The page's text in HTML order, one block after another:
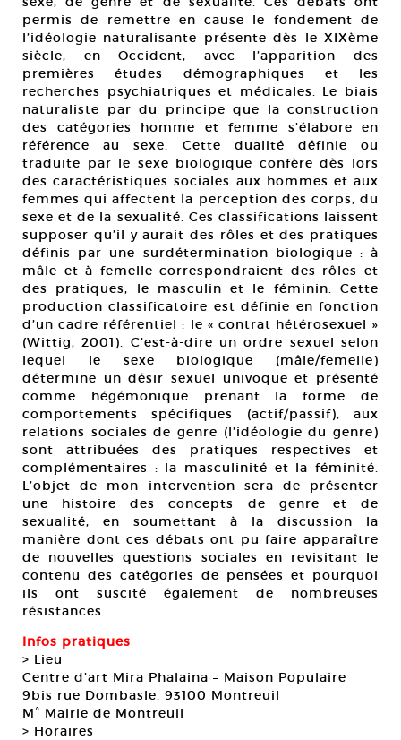
permis de remettre en cause le fondement de
l’idéologie naturalisante présente dès le XIXème
siècle, en Occident, avec l’apparition des
premières études démographiques et les
recherches psychiatriques et médicales. Le biais
naturaliste par du principe que la construction
des catégories homme et femme s’élabore en
référence au sexe. Cette dualité définie ou
traduite par le sexe biologique confère dès lors
des caractéristiques sociales aux hommes et aux
femmes qui affectent la perception des corps, du
sexe et de la sexualité. Ces classifications laissent
supposer qu’il y aurait des rôles et des pratiques
définis par une surdétermination biologique : à
mâle et à femelle correspondraient des rôles et
des pratiques, le masculin et le féminin. Cette
production classificatoire est définie en fonction
d’un cadre référentiel : le « contrat hétérosexuel »
(Wittig, 2001). C’est-à-dire un ordre sexuel selon
lequel le sexe biologique (mâle/femelle)
détermine un désir sexuel univoque et présenté
comme hégémonique prenant la forme de
comportements spécifiques (actif/passif), aux
relations sociales de genre (l’idéologie du genre)
sont attribuées des pratiques respectives et
complémentaires : la masculinité et la féminité.
L’objet de mon intervention sera de présenter
une histoire des concepts de genre et de
sexualité, en soumettant à la discussion la
manière dont ces débats ont pu faire apparaître
de nouvelles questions sociales en revisitant le
contenu des catégories de pensées et pourquoi
ils ont suscité également de nombreuses
résistances.
Infos pratiques
> Lieu
Centre d’art Mira Phalaina – Maison Populaire
9bis rue Dombasle. 93100 Montreuil
M° Mairie de Montreuil
> Horaires